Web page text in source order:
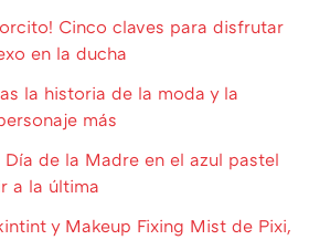
Cinco claves para disfrutar
en la ducha
la historia de la moda y la
más
de la Madre en el azul pastel
a la última
y Makeup Fixing Mist de Pixi,